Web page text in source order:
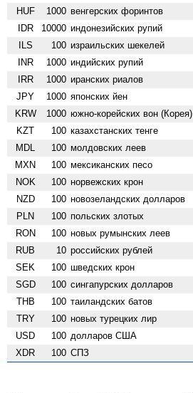
HUF 1000 венгерских форинтов
IDR 10000 индонезийских рупий
ILS 100 израильских шекелей
INR 1000 индийских рупий
IRR 1000 иранских риалов
JPY 1000 японских йен
KRW 1000 южно-корейских вон (Корея)
KZT 100 казахстанских тенге
MDL 100 молдовских леев
MXN 100 мексиканских песо
NOK 100 норвежских крон
NZD 100 ново­зеландских долларов
PLN 100 польских злотых
RON 100 новых румынских леев
RUB 10 российских рублей
SEK 100 шведских крон
SGD 100 сингапурских долларов
THB 100 таиландских батов
TRY 100 новых турецких лир
USD 100 долларов США
XDR 100 СПЗ